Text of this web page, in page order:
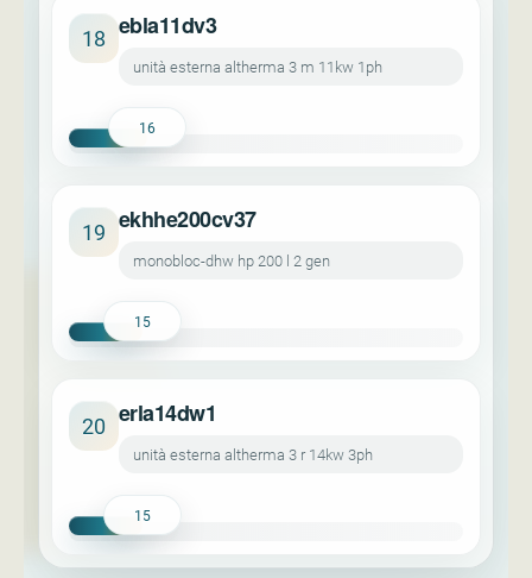
18 ebla11dv3
unità esterna altherma 3 m 11kw 1ph
16
19 ekhhe200cv37
monobloc-dhw hp 200 l 2 gen
15
20 erla14dw1
unità esterna altherma 3 r 14kw 3ph
15